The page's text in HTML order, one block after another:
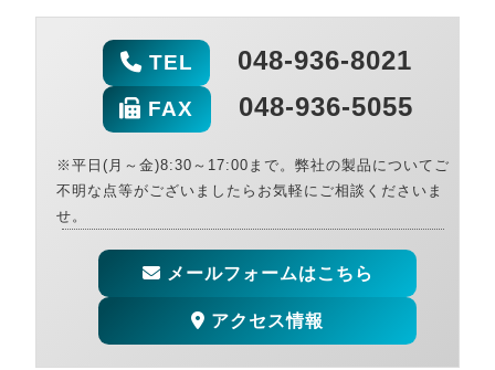
TEL 048-936-8021
FAX 048-936-5055
※平日(月～金)8:30～17:00まで。弊社の製品についてご
不明な点等がございましたらお気軽にご相談くださいま
せ。
メールフォームはこちら
アクセス情報